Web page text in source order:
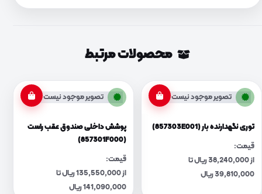
محصولات مرتبط
تصویر موجود نیست
توری نگهدارنده بار (857303E001)
قیمت:
از 38,240,000 ریال تا
39,810,000 ریال
تصویر موجود نیست
پوشش داخلی صندوق عقب راست
(857301F000)
قیمت:
از 135,550,000 ریال تا
141,090,000 ریال